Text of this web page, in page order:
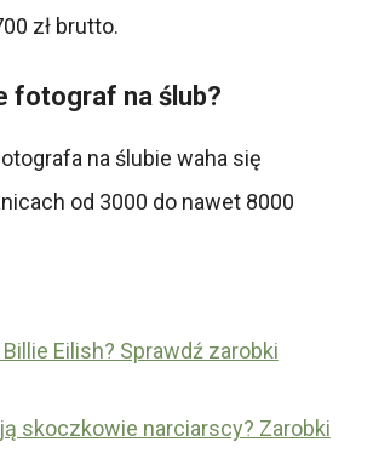
zł brutto.
fotograf na ślub?
na ślubie waha się
od 3000 do nawet 8000
Eilish? Sprawdź zarobki
skoczkowie narciarscy? Zarobki